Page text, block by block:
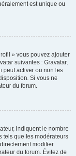
est unique ou
» vous pouvez ajouter
suivantes : Gravatar,
peut activer ou non les
Si vous ne
du forum.
indiquent le nombre
tels que les modérateurs
modifier
du forum. Évitez de